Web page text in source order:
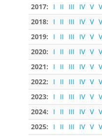
2017:
I II III IV V
2018:
I II III IV V
2019:
I II III IV V
2020:
I II III IV V
2021:
I II III IV V
2022:
I II III IV V
2023:
I II III IV V
2024:
I II III IV V
2025:
I II III IV V